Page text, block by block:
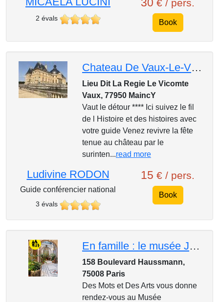
2 évals
30 € / pers.
Book
Chateau De Vaux-Le-Vicomte
Lieu Dit La Regie Le Vicomte
Vaux, 77950 MaincY
Vaut le détour **** Ici suivez le fil
de l Histoire et des histoires avec
votre guide Venez revivre la fête
tenue au château par le
surinten...read more
Ludivine RODON
Guide conférencier national
3 évals
15 € / pers.
Book
En famille : le musée Jacquemart-André
158 Boulevard Haussmann,
75008 Paris
Des Mots et Des Arts vous donne
rendez-vous au Musée